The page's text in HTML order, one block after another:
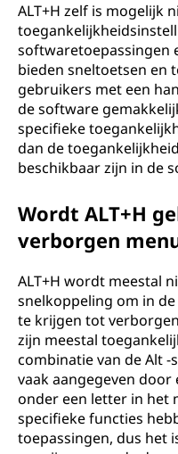
ALT+H zelf is mogelijk
softwaretoepassingen
bieden sneltoetsen en
gebruikers met een
de software
specifieke
dan de
beschikbaar zijn in de
Wordt ALT+H
verborgen
ALT+H wordt meestal
snelkoppeling om in
te krijgen tot
zijn meestal
combinatie van de Alt -
vaak aangegeven
onder een letter in het
specifieke functies
toepassingen, dus het